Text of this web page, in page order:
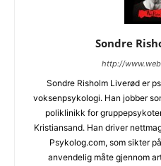
Sondre
http://
Sondre Risholm Liverød er
voksenpsykologi. Han jobber
poliklinikk for
Kristiansand. Han driver
Psykolog.com, som sikter
anvendelig måte gjennom